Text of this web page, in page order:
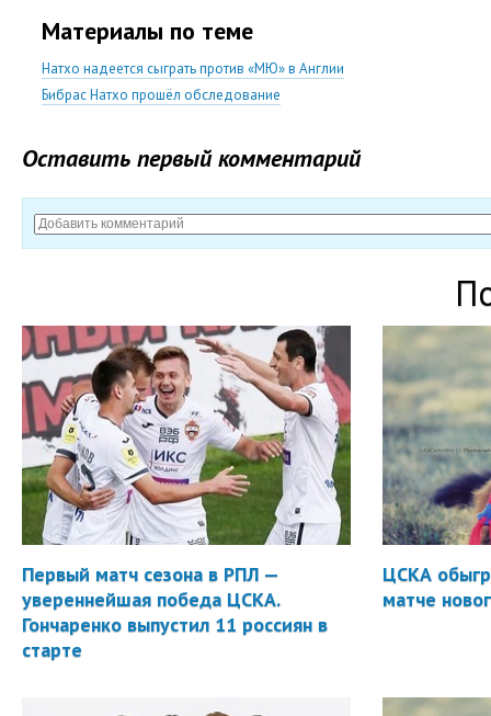
Материалы по теме
Натхо надеется сыграть против «МЮ» в Англии
Бибрас Натхо прошёл обследование
Оставить первый комментарий
Первый матч сезона в РПЛ —
увереннейшая победа ЦСКА.
Гончаренко выпустил 11 россиян в
старте
ЦСКА
матче